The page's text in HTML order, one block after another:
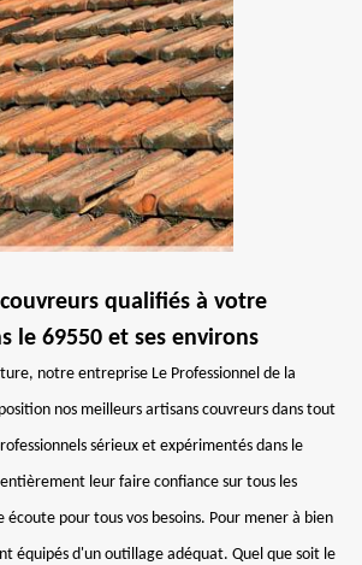
qualifiés à votre
le 69550 et ses environs
notre entreprise Le Professionnel de la
nos meilleurs artisans couvreurs dans tout
sérieux et expérimentés dans le
leur faire confiance sur tous les
écoute pour tous vos besoins. Pour mener à bien
équipés d'un outillage adéquat. Quel que soit le